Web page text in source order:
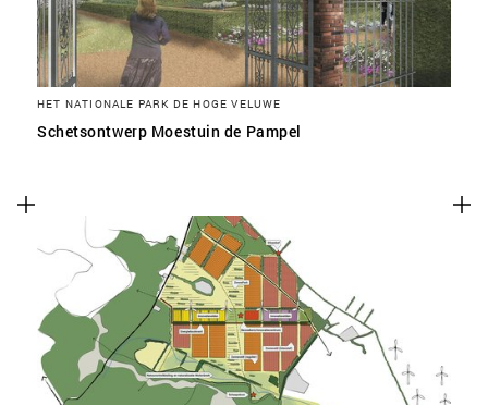
HET NATIONALE PARK DE HOGE VELUWE
Schetsontwerp Moestuin de Pampel